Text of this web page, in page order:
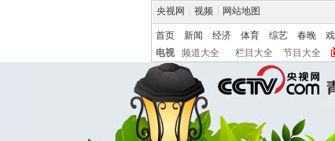
央视网 视频 网站地图
首页 新闻 经济 体育 综艺 春晚
电视
频道大全 栏目大全 节目大全